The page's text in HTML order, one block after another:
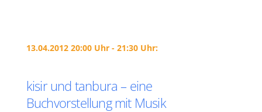
13.04.2012 20:00 Uhr - 21:30 Uhr:
kisir und tanbura – eine
Buchvorstellung mit Musik